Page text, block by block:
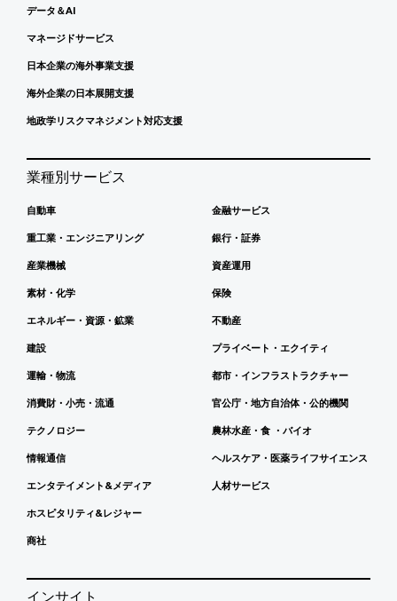
データ＆AI
マネージドサービス
日本企業の海外事業支援
海外企業の日本展開支援
地政学リスクマネジメント対応支援
業種別サービス
自動車
重工業・エンジニアリング
産業機械
素材・化学
エネルギー・資源・鉱業
建設
運輸・物流
消費財・小売・流通
テクノロジー
情報通信
エンタテイメント&メディア
ホスピタリティ&レジャー
商社
金融サービス
銀行・証券
資産運用
保険
不動産
プライベート・エクイティ
都市・インフラストラクチャー
官公庁・地方自治体・公的機関
農林水産・食 ・バイオ
ヘルスケア・医薬ライフサイエンス
人材サービス
インサイト